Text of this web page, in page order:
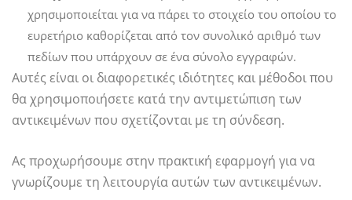
χρησιμοποιείται για να πάρει το στοιχείο του οποίου το
ευρετήριο καθορίζεται από τον συνολικό αριθμό των
πεδίων που υπάρχουν σε ένα σύνολο εγγραφών.
Αυτές είναι οι διαφορετικές ιδιότητες και μέθοδοι που
θα χρησιμοποιήσετε κατά την αντιμετώπιση των
αντικειμένων που σχετίζονται με τη σύνδεση.
Ας προχωρήσουμε στην πρακτική εφαρμογή για να
γνωρίζουμε τη λειτουργία αυτών των αντικειμένων.